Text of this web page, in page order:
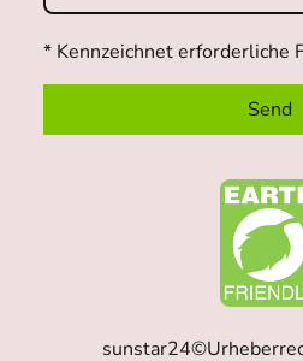
* Kennzeichnet erforderliche
Send